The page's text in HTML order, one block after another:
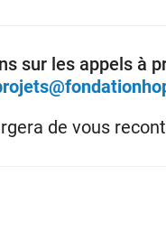
sur les appels à
de vous